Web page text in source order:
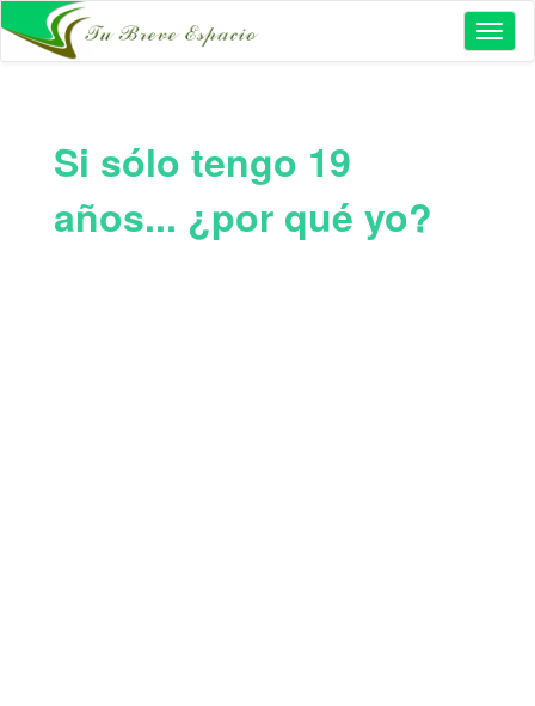
Si sólo tengo 19
años... ¿por qué yo?